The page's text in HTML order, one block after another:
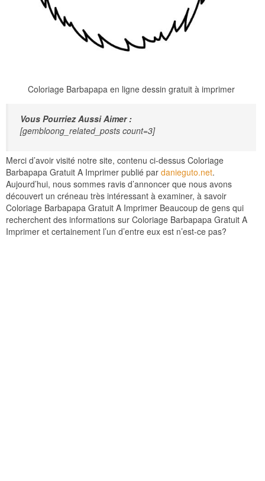
Coloriage Barbapapa en ligne dessin gratuit à imprimer
Vous Pourriez Aussi Aimer :
[gembloong_related_posts count=3]
Merci d’avoir visité notre site, contenu ci-dessus Coloriage
Barbapapa Gratuit A Imprimer publié par danieguto.net.
Aujourd’hui, nous sommes ravis d’annoncer que nous avons
découvert un créneau très intéressant à examiner, à savoir
Coloriage Barbapapa Gratuit A Imprimer Beaucoup de gens qui
recherchent des informations sur Coloriage Barbapapa Gratuit A
Imprimer et certainement l’un d’entre eux est n’est-ce pas?